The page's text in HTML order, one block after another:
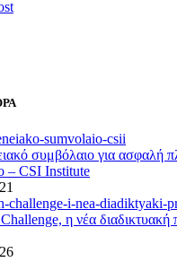
συμβόλαιο για ασφαλή
– CSI Institute
η νέα